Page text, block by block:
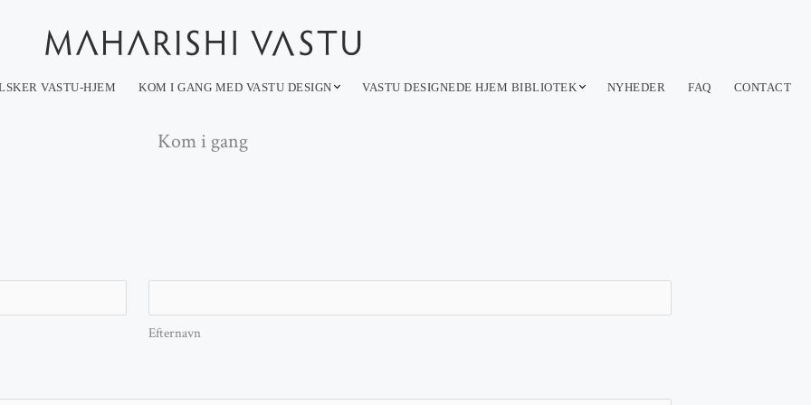
VASTU-HJEM KOM I GANG MED VASTU DESIGN VASTU DESIGNEDE HJEM BIBLIOTEK NYHEDER FAQ CONTACT
Kom i gang
Efternavn